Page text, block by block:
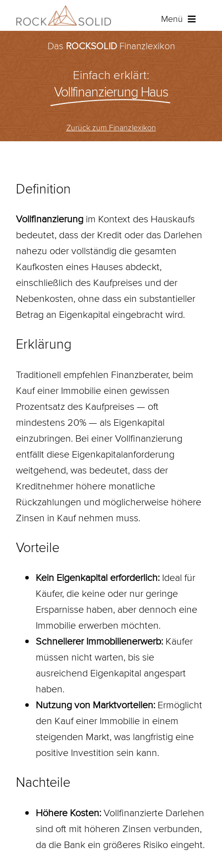
Inhalt
Menü
Baufinanzierung
Ratenkredit
Über ROCKSOLID
Das ROCKSOLIDFinanzlexikon
Einfach erklärt:
Vollfinanzierung Haus
Zurück zum Finanzlexikon
Definition
Vollfinanzierungim Kontext des Hauskaufs
bedeutet, dass der Kredit oder das Darlehen
nahezu oder vollständig die gesamten
Kaufkosten eines Hauses abdeckt,
einschließlich des Kaufpreises und der
Nebenkosten, ohne dass ein substantieller
Betrag an Eigenkapital eingebracht wird.
Erklärung
Traditionell empfehlen Finanzberater, beim
Kauf einer Immobilie einen gewissen
Prozentsatz des Kaufpreises — oft
mindestens 20% — als Eigenkapital
einzubringen. Bei einer Vollfinanzierung
entfällt diese Eigenkapitalanforderung
weitgehend, was bedeutet, dass der
Kreditnehmer höhere monatliche
Rückzahlungen und möglicherweise höhere
Zinsen in Kauf nehmen muss.
Vorteile
Kein Eigenkapital erforderlich:Ideal für
Käufer, die keine oder nur geringe
Ersparnisse haben, aber dennoch eine
Immobilie erwerben möchten.
Schnellerer Immobilienerwerb:Käufer
müssen nicht warten, bis sie
ausreichend Eigenkapital angespart
haben.
Nutzung von Marktvorteilen:Ermöglicht
den Kauf einer Immobilie in einem
steigenden Markt, was langfristig eine
positive Investition sein kann.
Nachteile
Höhere Kosten:Vollfinanzierte Darlehen
sind oft mit höheren Zinsen verbunden,
da die Bank ein größeres Risiko eingeht.